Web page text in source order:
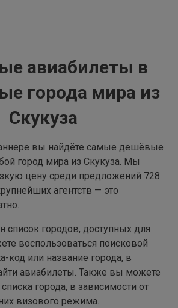
авиабилеты в
города мира из
Скукуза
вы найдёте самые дешёвые
город мира из Скукуза. Мы
цену среди предложений 728
агентств — это
список городов, доступных для
воспользоваться поисковой
код или название города, в
авиабилеты. Также вы можете
города, в зависимости от
визового режима.